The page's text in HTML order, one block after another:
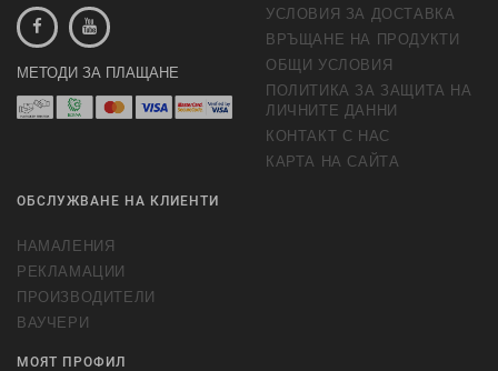
МЕТОДИ ЗА ПЛАЩАНЕ
УСЛОВИЯ ЗА ДОСТАВКА
ВРЪЩАНЕ НА ПРОДУКТИ
ОБЩИ УСЛОВИЯ
ПОЛИТИКА ЗА ЗАЩИТА НА
ЛИЧНИТЕ ДАННИ
КОНТАКТ С НАС
КАРТА НА САЙТА
ОБСЛУЖВАНЕ НА КЛИЕНТИ
НАМАЛЕНИЯ
РЕКЛАМАЦИИ
ПРОИЗВОДИТЕЛИ
ВАУЧЕРИ
МОЯТ ПРОФИЛ